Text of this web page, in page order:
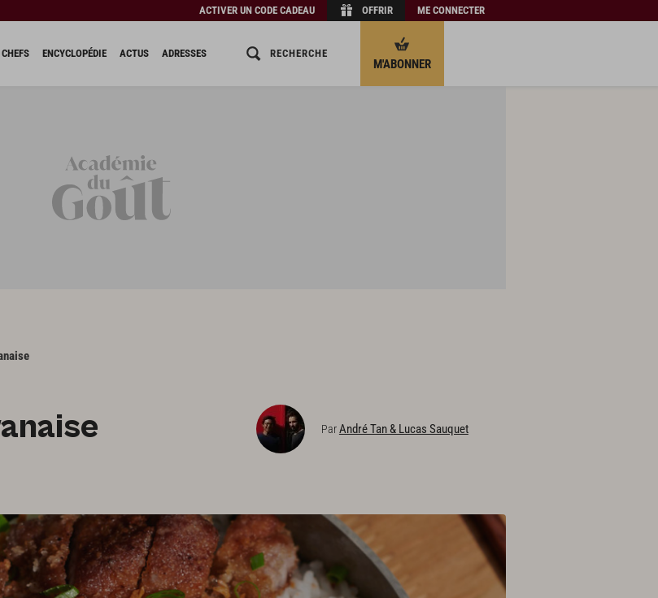
ACTIVER UN CODE CADEAU OFFRIR ME CONNECTER
CHEFS ENCYCLOPÉDIE ACTUS ADRESSES RECHERCHE
M'ABONNER
ParAndré Tan & Lucas Sauquet